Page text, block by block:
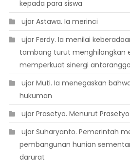
kepada para siswa
 ujar Astawa. Ia merinci
 ujar Ferdy. Ia menilai
tambang turut menghilangkan
memperkuat sinergi
 ujar Muti. Ia menegaskan
hukuman
 ujar Prasetyo. Menurut Prasetyo
 ujar Suharyanto. Pemerintah
pembangunan hunian
darurat